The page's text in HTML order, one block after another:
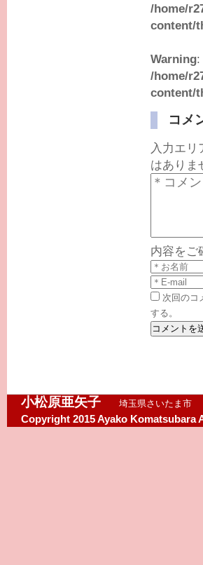
/home/
content/
Warning:
/home/
content/
コメ
入力エ
はありま
内容をご
次回のコ
する。
小松原亜矢子 埼玉県さいたま市
Copyright 2015 Ayako Komatsubara